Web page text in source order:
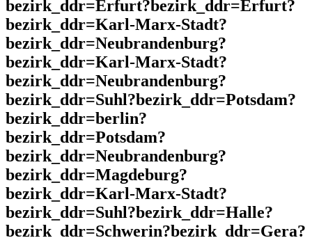
bezirk_ddr=Erfurt?bezirk_ddr=Erfurt?
bezirk_ddr=Karl-Marx-Stadt?
bezirk_ddr=Neubrandenburg?
bezirk_ddr=Karl-Marx-Stadt?
bezirk_ddr=Neubrandenburg?
bezirk_ddr=Suhl?bezirk_ddr=Potsdam?
bezirk_ddr=berlin?
bezirk_ddr=Potsdam?
bezirk_ddr=Neubrandenburg?
bezirk_ddr=Magdeburg?
bezirk_ddr=Karl-Marx-Stadt?
bezirk_ddr=Suhl?bezirk_ddr=Halle?
bezirk_ddr=Schwerin?bezirk_ddr=Gera?